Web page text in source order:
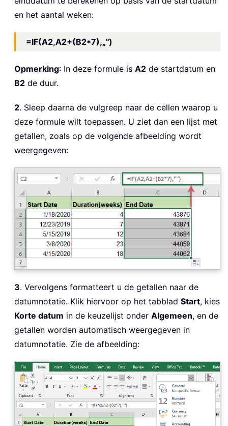
en het aantal weken:
=IF(A2,A2+(B2*7),„")
Opmerking: In deze formule is A2 de startdatum en
B2 de duur.
2. Sleep daarna de vulgreep naar de cellen waarop u
deze formule wilt toepassen. U ziet dan een lijst met
getallen, zoals op de volgende afbeelding wordt
weergegeven:
3. Vervolgens formatteert u de getallen naar de
datumnotatie. Klik hiervoor op het tabblad Start, kies
Korte datum in de keuzelijst onder Algemeen, en de
getallen worden automatisch weergegeven in
datumnotatie. Zie de afbeelding: